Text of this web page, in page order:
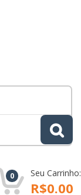
0 Seu Carrinho:
R$0.00